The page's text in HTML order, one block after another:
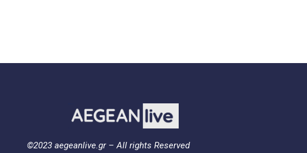
©2023 aegeanlive.gr – All rights Reserved